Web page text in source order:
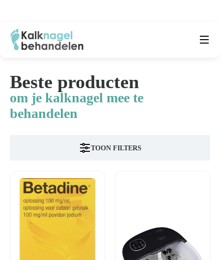
Natuurlijke middelen
Middelen kalknagels
Over ons
Beste producten
om je kalknagel mee te
behandelen
TOON FILTERS